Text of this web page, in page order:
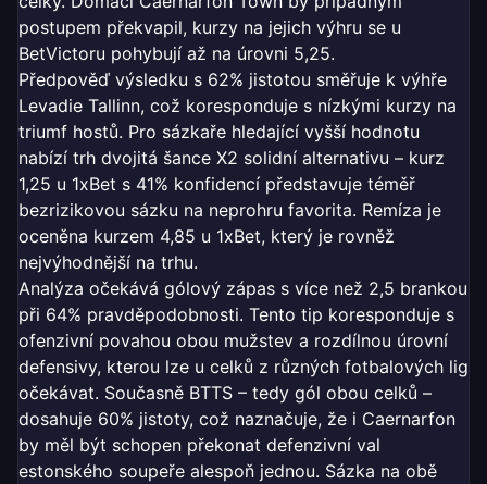
postupem překvapil, kurzy na jejich výhru se u
BetVictoru pohybují až na úrovni 5,25.
Předpověď výsledku s 62% jistotou směřuje k výhře
Levadie Tallinn, což koresponduje s nízkými kurzy na
triumf hostů. Pro sázkaře hledající vyšší hodnotu
nabízí trh dvojitá šance X2 solidní alternativu – kurz
1,25 u 1xBet s 41% konfidencí představuje téměř
bezrizikovou sázku na neprohru favorita. Remíza je
oceněna kurzem 4,85 u 1xBet, který je rovněž
nejvýhodnější na trhu.
Analýza očekává gólový zápas s více než 2,5 brankou
při 64% pravděpodobnosti. Tento tip koresponduje s
ofenzivní povahou obou mužstev a rozdílnou úrovní
defensivy, kterou lze u celků z různých fotbalových lig
očekávat. Současně BTTS – tedy gól obou celků –
dosahuje 60% jistoty, což naznačuje, že i Caernarfon
by měl být schopen překonat defenzivní val
estonského soupeře alespoň jednou. Sázka na obě